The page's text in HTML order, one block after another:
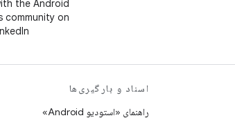
the Android
community on
اسناد و بارگیری‌ها
راهنمای «استودیو Android»